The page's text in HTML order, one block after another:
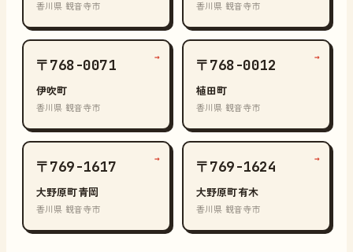
香川県 観音寺市 香川県 観音寺市
〒768-0071
伊吹町
香川県 観音寺市
→ 〒768-0012
植田町
香川県 観音寺市
→
〒769-1617
大野原町青岡
香川県 観音寺市
→ 〒769-1624
大野原町有木
香川県 観音寺市
→